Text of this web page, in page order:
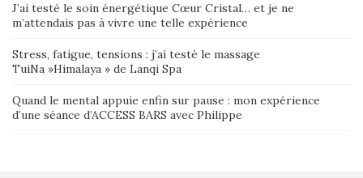
J’ai testé le soin énergétique Cœur Cristal… et je ne
m’attendais pas à vivre une telle expérience
Stress, fatigue, tensions : j’ai testé le massage
TuiNa »Himalaya » de Lanqi Spa
Quand le mental appuie enfin sur pause : mon expérience
d’une séance d’ACCESS BARS avec Philippe